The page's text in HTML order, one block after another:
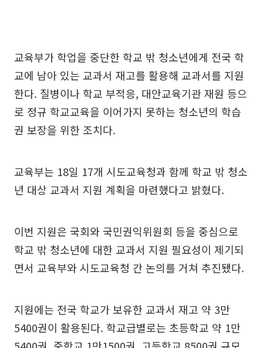
교육부가 학업을 중단한 학교 밖 청소년에게 전국 학
교에 남아 있는 교과서 재고를 활용해 교과서를 지원
한다. 질병이나 학교 부적응, 대안교육기관 재원 등으
로 정규 학교교육을 이어가지 못하는 청소년의 학습
권 보장을 위한 조치다.
교육부는 18일 17개 시도교육청과 함께 학교 밖 청소
년 대상 교과서 지원 계획을 마련했다고 밝혔다.
이번 지원은 국회와 국민권익위원회 등을 중심으로
학교 밖 청소년에 대한 교과서 지원 필요성이 제기되
면서 교육부와 시도교육청 간 논의를 거쳐 추진됐다.
지원에는 전국 학교가 보유한 교과서 재고 약 3만
5400권이 활용된다. 학교급별로는 초등학교 약 1만